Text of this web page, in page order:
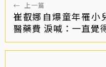
← 上一篇
崔叡娜自爆童年罹小
醫藥費 淚喊：一直覺